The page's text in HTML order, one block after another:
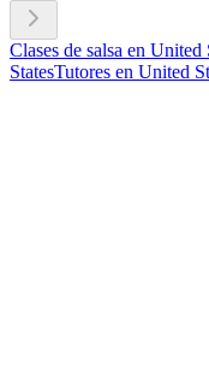
Clases de salsa en United
StatesTutores en United